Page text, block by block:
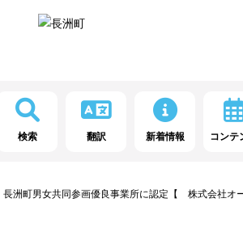
検索 翻訳 新着情報 コンテ
長洲町男女共同参画優良事業所に認定【 株式会社